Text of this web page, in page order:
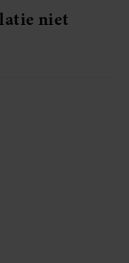
niet